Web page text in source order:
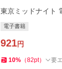
東京ミッドナイト
電子書籍
921円
10% （82pt） 要